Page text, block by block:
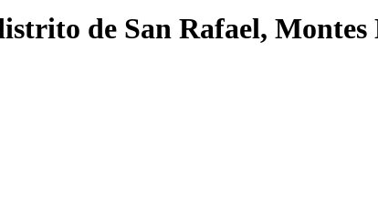
de San Rafael, Montes